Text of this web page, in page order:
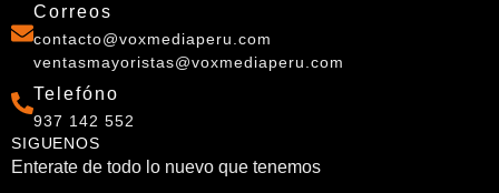
Correos
contacto@voxmediaperu.com
ventasmayoristas@voxmediaperu.com
Telefóno
937 142 552
SIGUENOS
Enterate de todo lo nuevo que tenemos